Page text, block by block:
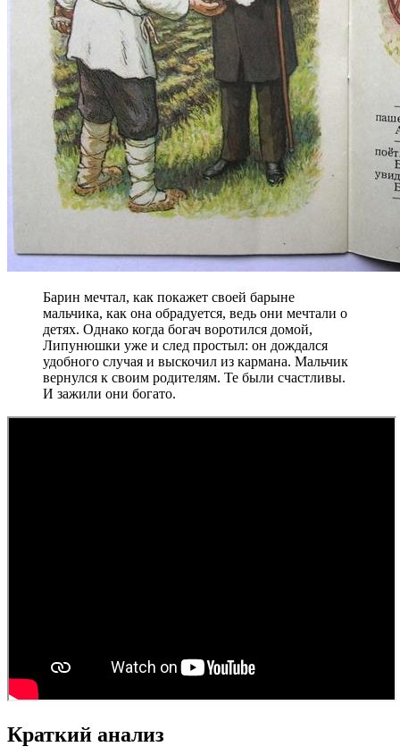
Барин мечтал, как покажет своей барыне
мальчика, как она обрадуется, ведь они мечтали о
детях. Однако когда богач воротился домой,
Липунюшки уже и след простыл: он дождался
удобного случая и выскочил из кармана. Мальчик
вернулся к своим родителям. Те были счастливы.
И зажили они богато.
Краткий анализ